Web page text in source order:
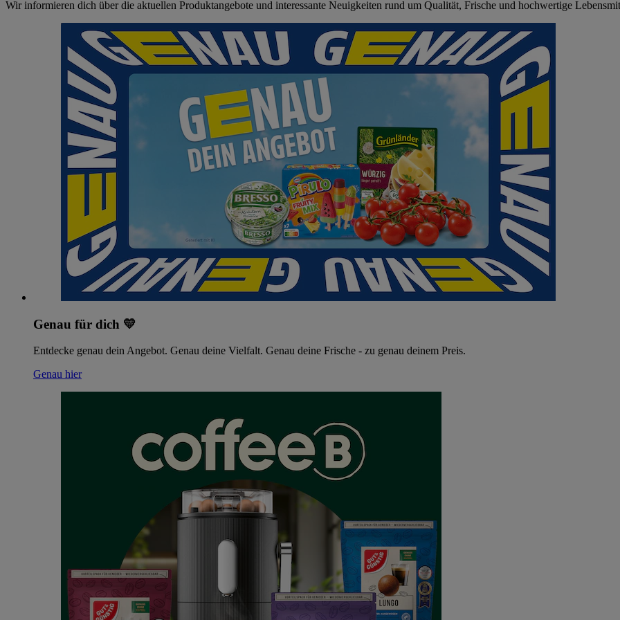
Wir informieren dich über die aktuellen Produktangebote und interessante Neuigkeiten rund um Qualität, Frische und hochwertige
Genau für dich 💛
Entdecke genau dein Angebot. Genau deine Vielfalt. Genau deine Frische - zu genau deinem Preis.
Genau hier